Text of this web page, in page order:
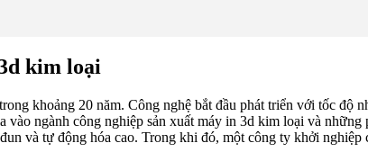
kim loại
khoảng 20 năm. Công nghệ bắt đầu phát triển với tốc độ
ngành công nghiệp sản xuất máy in 3d kim loại và
và tự động hóa cao. Trong khi đó, một công ty khởi